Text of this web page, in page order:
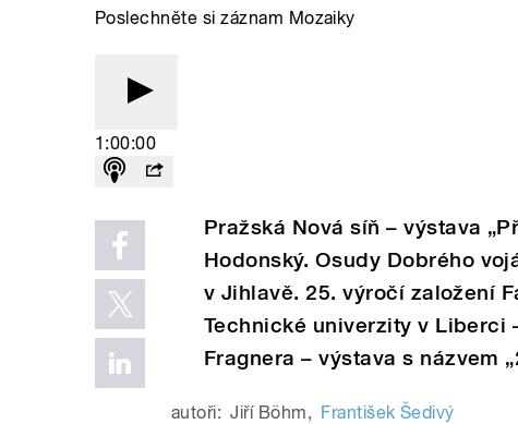
Poslechněte si záznam Mozaiky
1:00:00
Pražská Nová síň – výstava
Hodonský. Osudy Dobrého
v Jihlavě. 25. výročí založení
Technické univerzity v Liberci
Fragnera – výstava s názvem
autoři: Jiří Böhm, František Šedivý